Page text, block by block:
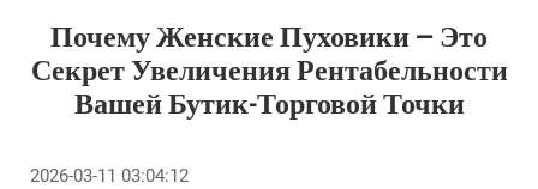
Почему Женские Пуховики — Это
Секрет Увеличения Рентабельности
Вашей Бутик-Торговой Точки
2026-03-11 03:04:12